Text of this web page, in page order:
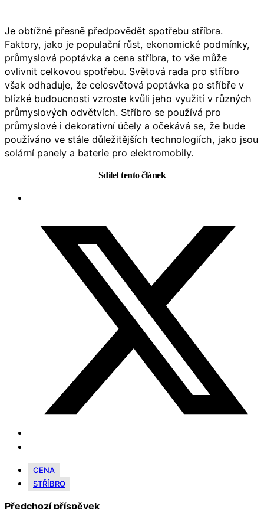
Je obtížné přesně předpovědět spotřebu stříbra.
Faktory, jako je populační růst, ekonomické podmínky,
průmyslová poptávka a cena stříbra, to vše může
ovlivnit celkovou spotřebu. Světová rada pro stříbro
však odhaduje, že celosvětová poptávka po stříbře v
blízké budoucnosti vzroste kvůli jeho využití v různých
průmyslových odvětvích. Stříbro se používá pro
průmyslové i dekorativní účely a očekává se, že bude
používáno ve stále důležitějších technologiích, jako jsou
solární panely a baterie pro elektromobily.
Sdílet tento článek
CENA
STŘÍBRO
Předchozí příspěvek